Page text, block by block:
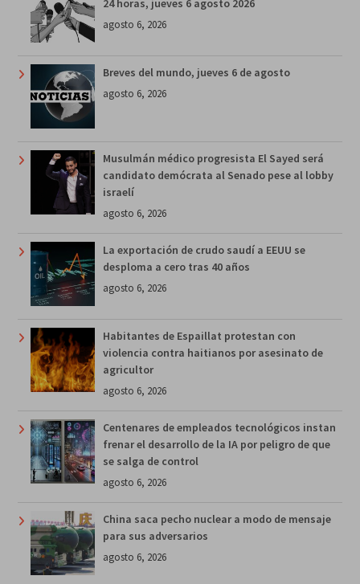
24 horas, jueves 6 agosto 2026
agosto 6, 2026
Breves del mundo, jueves 6 de agosto
agosto 6, 2026
Musulmán médico progresista El Sayed será
candidato demócrata al Senado pese al lobby
israelí
agosto 6, 2026
La exportación de crudo saudí a EEUU se
desploma a cero tras 40 años
agosto 6, 2026
Habitantes de Espaillat protestan con
violencia contra haitianos por asesinato de
agricultor
agosto 6, 2026
Centenares de empleados tecnológicos instan
frenar el desarrollo de la IA por peligro de que
se salga de control
agosto 6, 2026
China saca pecho nuclear a modo de mensaje
para sus adversarios
agosto 6, 2026